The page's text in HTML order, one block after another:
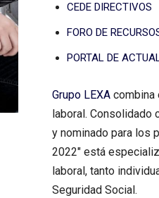
CEDE DIRECTIVOS
FORO DE
PORTAL DE
Grupo LEXA combina
laboral. Consolidado
y nominado para los
2022" está
laboral, tanto
Seguridad Social.